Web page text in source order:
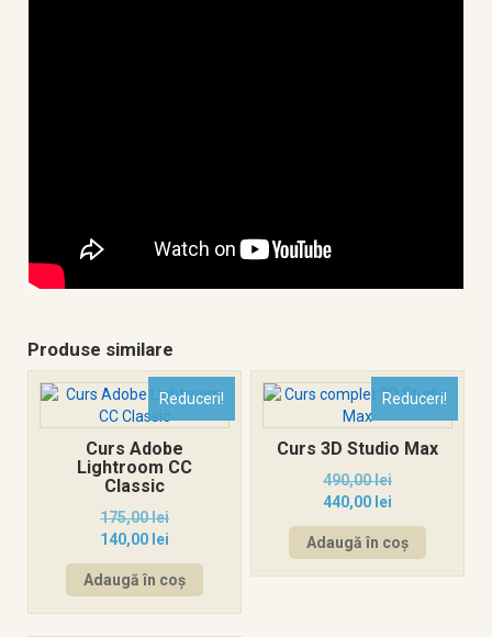
Produse similare
Reduceri!
Curs Adobe
Lightroom CC
Classic
175,00lei
140,00 lei
Adaugă în coș
Reduceri!
Curs 3D Studio Max
490,00lei
440,00 lei
Adaugă în coș